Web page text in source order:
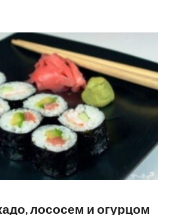
лососем и огурцом